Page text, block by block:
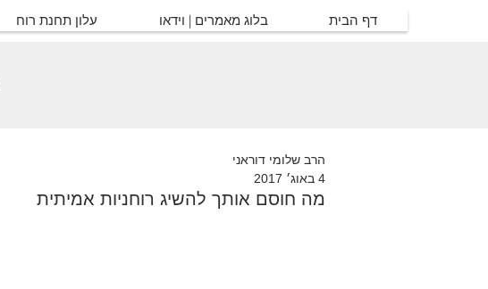
דף הבית בלוג מאמרים | וידאו עלון תחנת רוח
מה חוסם אותך להשיג רוחניות אמיתית
הרב שלומי דוראני
4 באוג׳ 2017